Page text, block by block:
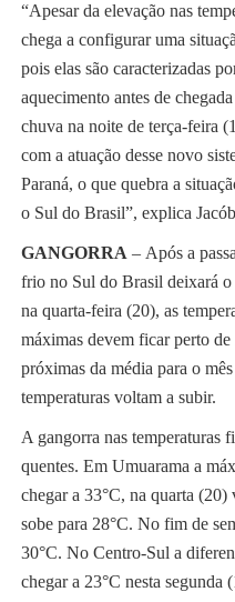
“Apesar da elevação nas
chega a configurar uma
pois elas são caracterizadas
aquecimento antes de
chuva na noite de terça-feira
com a atuação desse novo
Paraná, o que quebra a
o Sul do Brasil”, explica
GANGORRA – Após a
frio no Sul do Brasil deixará o
na quarta-feira (20), as
máximas devem ficar perto
próximas da média para o
temperaturas voltam a subir.
A gangorra nas temperaturas
quentes. Em Umuarama a
chegar a 33°C, na quarta
sobe para 28°C. No fim de
30°C. No Centro-Sul a
chegar a 23°C nesta segunda